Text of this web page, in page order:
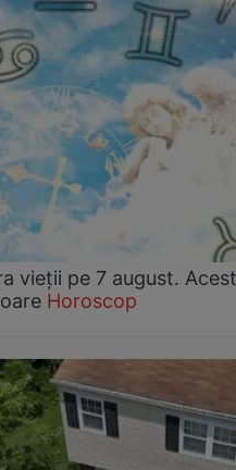
vieții pe 7 august. Acest
Horoscop